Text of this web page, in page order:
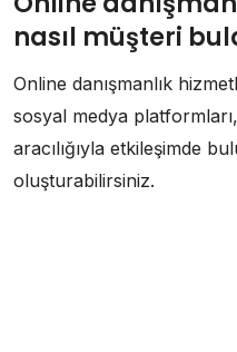
nasıl müşteri
Online danışmanlık
sosyal medya
aracılığıyla etkileşimde
oluşturabilirsiniz.